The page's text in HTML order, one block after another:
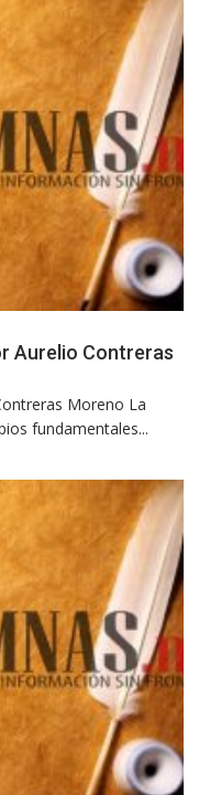
Aurelio Contreras
Moreno La
fundamentales...